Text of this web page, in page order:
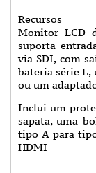
Recursos
Monitor LCD
suporta
via SDI, com
bateria série L,
ou um
Inclui um
sapata, uma
tipo A para
HDMI